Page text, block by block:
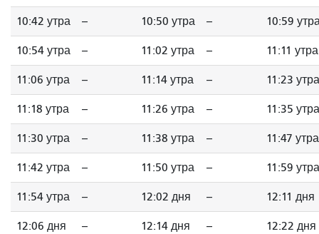
10:42 утра -- 10:50 утра -- 10:59
10:54 утра -- 11:02 утра -- 11:11 утра
11:06 утра -- 11:14 утра -- 11:23 утра
11:18 утра -- 11:26 утра -- 11:35 утра
11:30 утра -- 11:38 утра -- 11:47 утра
11:42 утра -- 11:50 утра -- 11:59 утра
11:54 утра -- 12:02 дня -- 12:11 дня
12:06 дня -- 12:14 дня -- 12:22 дня